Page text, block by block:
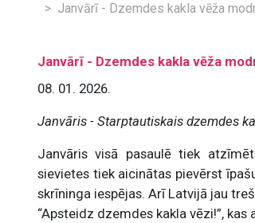
Janvārī - Dzemdes kakla vēža
Janvārī - Dzemdes kakla vēža
08. 01. 2026.
Janvāris - Starptautiskais dzemdes
Janvāris visā pasaulē tiek
sievietes tiek aicinātas pievērst
skrīninga iespējas. Arī Latvijā jau
“Apsteidz dzemdes kakla vēzi!”,